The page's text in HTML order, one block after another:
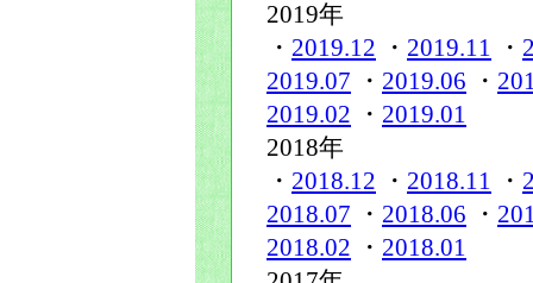
2019年
・ 2019.12 ・ 2019.11 ・
2019.07 ・ 2019.06 ・
2019.02 ・ 2019.01
2018年
・ 2018.12 ・ 2018.11 ・
2018.07 ・ 2018.06 ・
2018.02 ・ 2018.01